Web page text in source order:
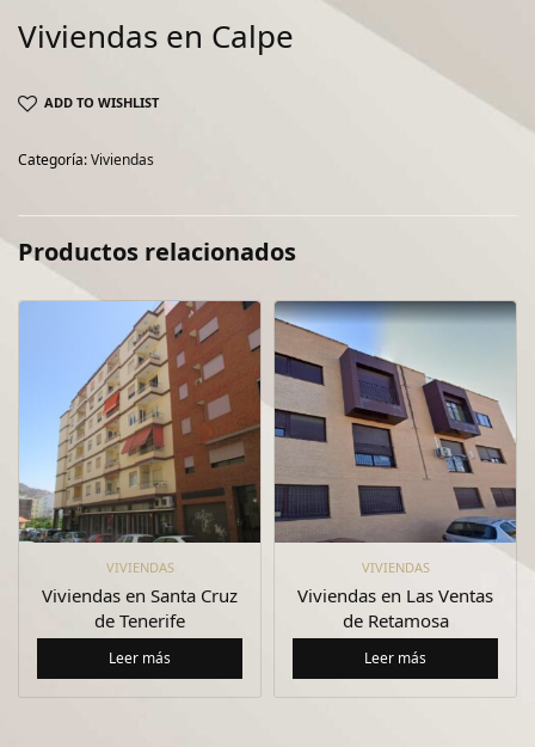
Viviendas en Calpe
ADD TO WISHLIST
Categoría:Viviendas
Productos relacionados
VIVIENDAS
Viviendas en Santa Cruz
de Tenerife
Leer más
VIVIENDAS
Viviendas en Las Ventas
de Retamosa
Leer más